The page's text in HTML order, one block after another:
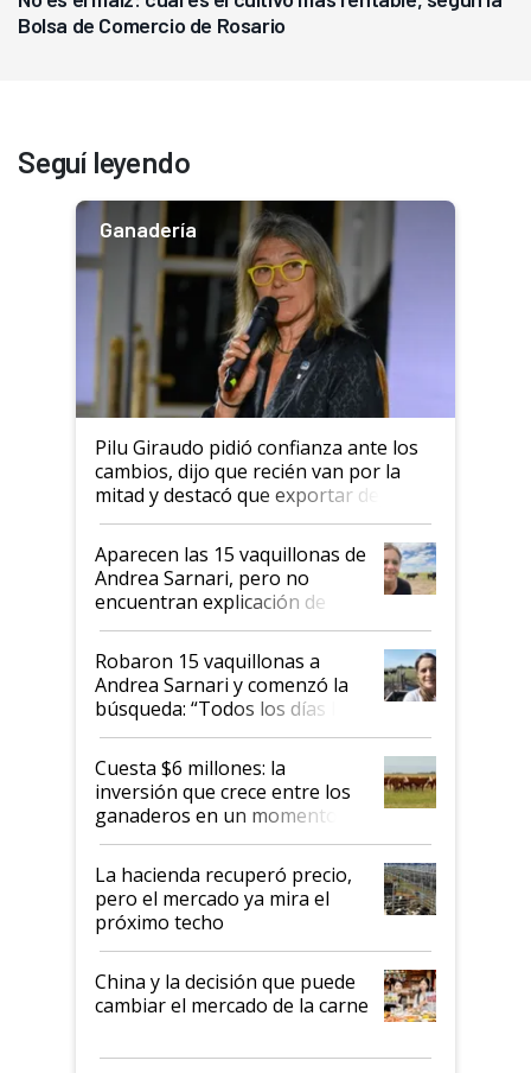
Bolsa de Comercio de Rosario
Seguí leyendo
Ganadería
Pilu Giraudo pidió confianza ante los
cambios, dijo que recién van por la
mitad y destacó que exportar dejó de
ser "para unos pocos": "Tenemos un
mandato muy claro del gobierno
nacional"
Aparecen las 15 vaquillonas de
Andrea Sarnari, pero no
encuentran explicación de
cómo llegaron allí
Robaron 15 vaquillonas a
Andrea Sarnari y comenzó la
búsqueda: “Todos los días le
toca a algún productor”
Cuesta $6 millones: la
inversión que crece entre los
ganaderos en un momento
histórico para la actividad
La hacienda recuperó precio,
pero el mercado ya mira el
próximo techo
China y la decisión que puede
cambiar el mercado de la carne